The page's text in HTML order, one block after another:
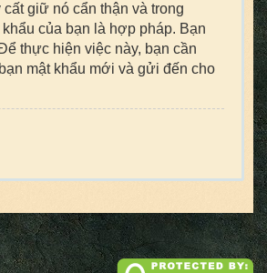
giữ nó cẩn thận và trong
của bạn là hợp pháp. Bạn
thực hiện việc này, bạn cần
mật khẩu mới và gửi đến cho